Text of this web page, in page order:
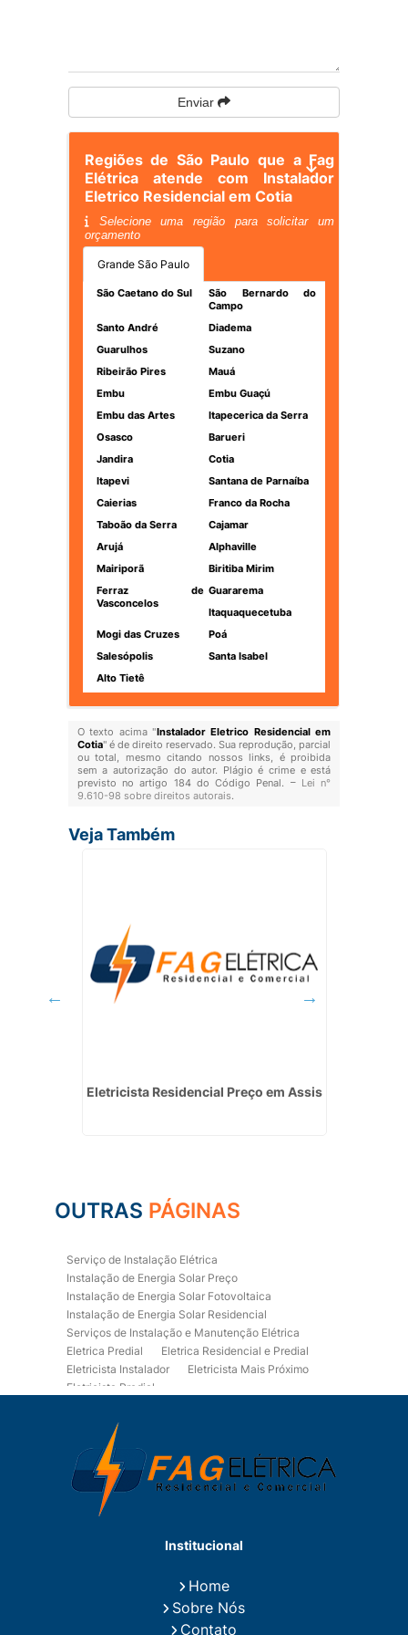
Enviar
Regiões de São Paulo que a Fag
Elétrica atende com Instalador
Eletrico Residencial em Cotia
Selecione uma região para solicitar um
orçamento
Grande São Paulo
São Caetano do Sul
São Bernardo do
Campo
Santo André
Diadema
Guarulhos
Suzano
Ribeirão Pires
Mauá
Embu
Embu Guaçú
Embu das Artes
Itapecerica da Serra
Osasco
Barueri
Jandira
Cotia
Itapevi
Santana de Parnaíba
Caierias
Franco da Rocha
Taboão da Serra
Cajamar
Arujá
Alphaville
Mairiporã
Biritiba Mirim
Ferraz de
Vasconcelos
Guararema
Itaquaquecetuba
Mogi das Cruzes
Poá
Salesópolis
Santa Isabel
Alto Tietê
O texto acima "Instalador Eletrico Residencial em
Cotia" é de direito reservado. Sua reprodução, parcial
ou total, mesmo citando nossos links, é proibida
sem a autorização do autor. Plágio é crime e está
previsto no artigo 184 do Código Penal. – Lei n°
9.610-98 sobre direitos autorais.
Veja Também
Eletricista Residencial Preço em Assis
OUTRAS PÁGINAS
Serviço de Instalação Elétrica
Instalação de Energia Solar Preço
Instalação de Energia Solar Fotovoltaica
Instalação de Energia Solar Residencial
Serviços de Instalação e Manutenção Elétrica
Eletrica Predial
Eletrica Residencial e Predial
Eletricista Instalador
Eletricista Mais Próximo
Eletricista Predial
Eletricista Residencial
Eletricista Residencial E Predial
Eletricistas de Manutenção
Empresa de Instalações Elétricas
Empresa de Manutenção Eletrica
Empresa de Prestação de Serviços Eletricos
Fiação para Instalação Eletrica Residencial
Instalação de Energia Solar Residencial Preço
Instalação de Painel Solar
Instalação de Placa Solar
Institucional
Home
Sobre Nós
Contato